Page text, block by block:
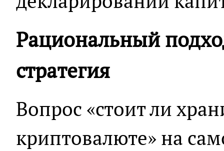
Рациональный
стратегия
Вопрос «стоит ли
криптовалюте» на